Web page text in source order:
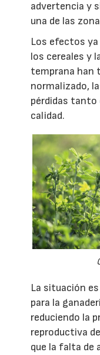
advertencia y
una de las
Los efectos
los cereales y
temprana han
normalizado,
pérdidas tanto
calidad.
La situación
para la
reduciendo la
reproductiva
que la falta de